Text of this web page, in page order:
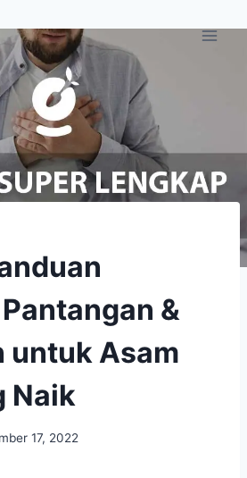
&
untuk Asam
Naik
17, 2022